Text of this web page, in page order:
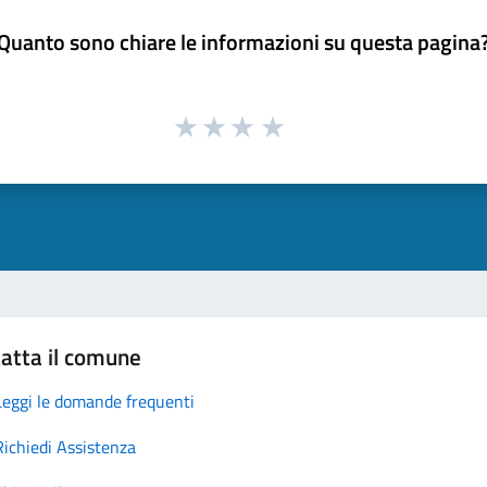
sono chiare le informazioni su questa
il comune
le domande frequenti
Assistenza